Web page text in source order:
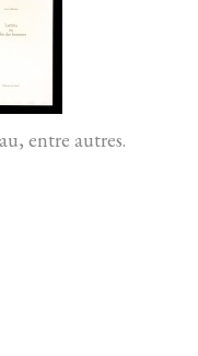
entre autres.